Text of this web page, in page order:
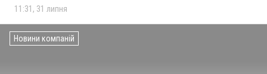
11:31, 31 липня
Новини компаній